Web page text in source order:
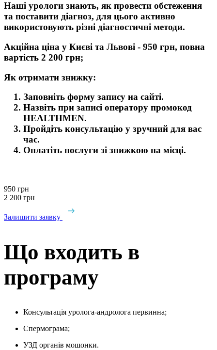
Наші урологи знають, як провести обстеження
та поставити діагноз, для цього активно
використовують різні діагностичні методи.
Акційна ціна у Києві та Львові - 950 грн, повна
вартість 2 200 грн;
Як отримати знижку:
Заповніть форму запису на сайті.
Назвіть при записі оператору промокод
HEALTHMEN.
Пройдіть консультацію у зручний для вас
час.
Оплатіть послуги зі знижкою на місці.
950 грн
2 200 грн
Залишити заявку
Що входить в
програму
Консультація уролога-андролога первинна;
Спермограма;
УЗД органів мошонки.